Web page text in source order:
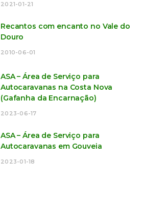
2021-01-21
Recantos com encanto no Vale do
Douro
2010-06-01
ASA – Área de Serviço para
Autocaravanas na Costa Nova
(Gafanha da Encarnação)
2023-06-17
ASA – Área de Serviço para
Autocaravanas em Gouveia
2023-01-18